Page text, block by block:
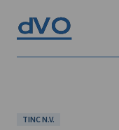
TINC N.V.